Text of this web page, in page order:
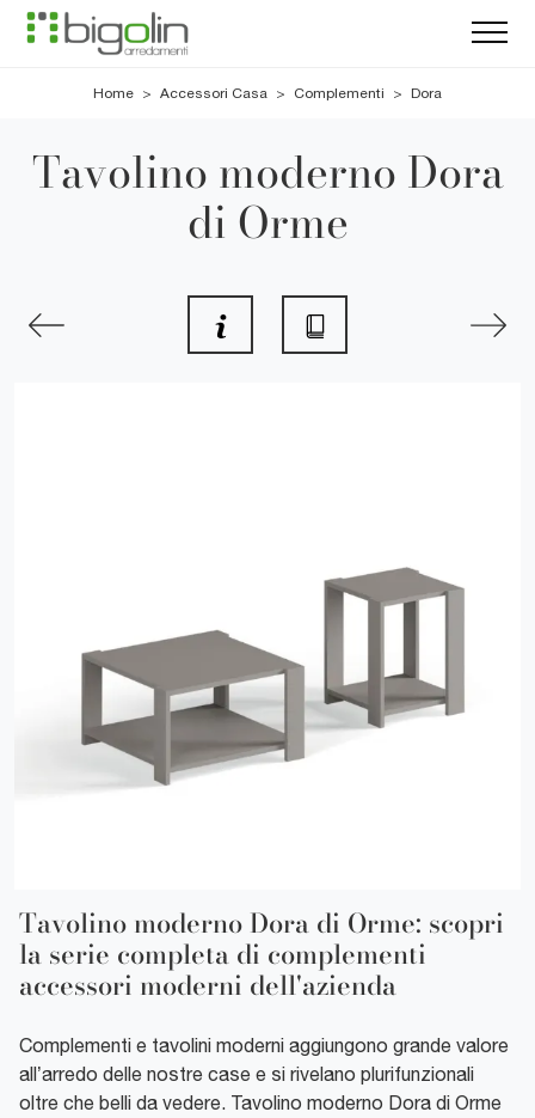
Home > Accessori Casa > Complementi > Dora
Tavolino moderno Dora
di Orme
Tavolino moderno Dora di Orme: scopri
la serie completa di complementi
accessori moderni dell'azienda
Complementi e tavolini moderni aggiungono grande valore
all’arredo delle nostre case e si rivelano plurifunzionali
oltre che belli da vedere. Tavolino moderno Dora di Orme